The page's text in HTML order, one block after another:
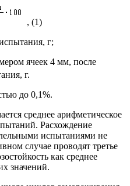
, (1)
г;
ячеек 4 мм, после
г.
до 0,1%.
среднее арифметическое
Расхождение
испытаниями не
случае проводят третье
как среднее
значений.